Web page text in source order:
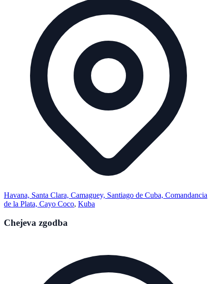
Havana, Santa Clara, Camaguey, Santiago de Cuba, Comandancia
de la Plata, Cayo Coco, Kuba
Chejeva zgodba